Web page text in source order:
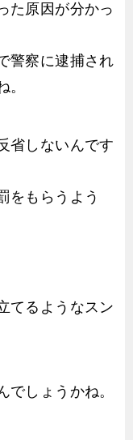
た原因が分かっ
警察に逮捕され
。
省しないんです
をもらうよう
てるようなスン
でしょうかね。